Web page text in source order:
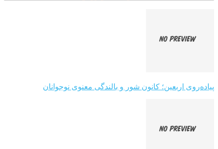
پیاده‌روی اربعین؛ کانون شور و بالندگی معنوی نوجوانان